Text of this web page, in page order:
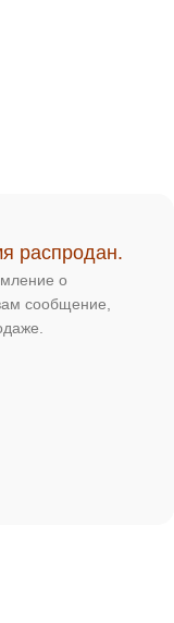
распродан.
о
сообщение,